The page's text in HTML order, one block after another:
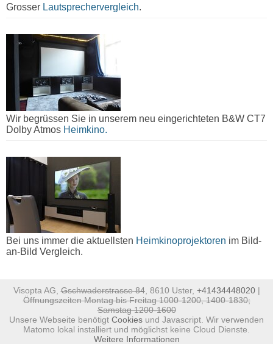
Grosser Lautsprechervergleich.
Wir begrüssen Sie in unserem neu eingerichteten B&W CT7
Dolby Atmos Heimkino.
Bei uns immer die aktuellsten Heimkinoprojektoren im Bild-
an-Bild Vergleich.
Visopta AG,Gschwaderstrasse 84, 8610 Uster, +41434448020|
Öffnungszeiten Montag bis Freitag 1000-1200, 1400-1830;
Samstag 1200-1600
Unsere Webseite benötigt Cookies und Javascript. Wir verwenden
Matomo lokal installiert und möglichst keine Cloud Dienste.
Weitere Informationen